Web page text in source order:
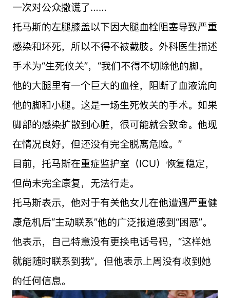
一次对公众撒谎了……
托马斯的左腿膝盖以下因大腿血栓阻塞导致严重
感染和坏死，所以不得不被截肢。外科医生描述
手术为“生死攸关”，“我们不得不切除他的脚。
他的大腿里有一个巨大的血栓，阻断了血液流向
他的脚和小腿。这是一场生死攸关的手术。如果
脚部的感染扩散到心脏，很可能就会致命。他现
在情况良好，但还没有完全脱离危险。”
目前，托马斯在重症监护室（ICU）恢复稳定，
但尚未完全康复，无法行走。
托马斯表示，他对于有关他女儿在他遭遇严重健
康危机后“主动联系”他的广泛报道感到“困惑”。
他表示，自己特意没有更换电话号码，“这样她
就能随时联系到我”，但他表示上周没有收到她
的任何信息。